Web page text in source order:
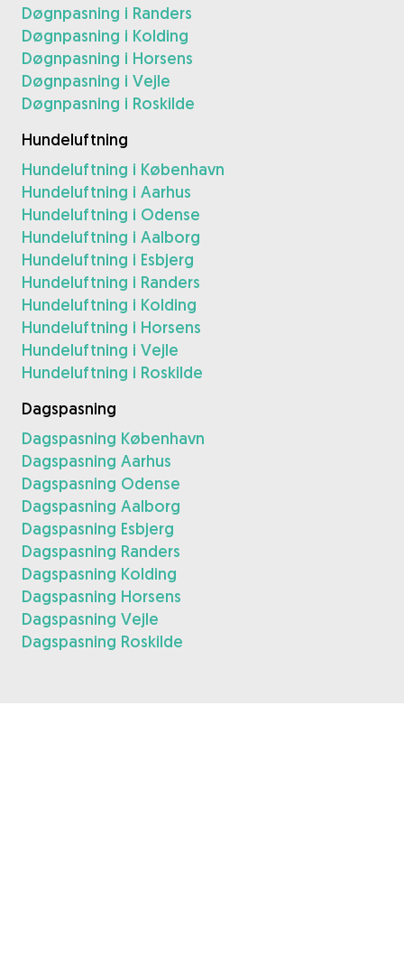
Døgnpasning i Randers
Døgnpasning i Kolding
Døgnpasning i Horsens
Døgnpasning i Vejle
Døgnpasning i Roskilde
Hundeluftning
Hundeluftning i København
Hundeluftning i Aarhus
Hundeluftning i Odense
Hundeluftning i Aalborg
Hundeluftning i Esbjerg
Hundeluftning i Randers
Hundeluftning i Kolding
Hundeluftning i Horsens
Hundeluftning i Vejle
Hundeluftning i Roskilde
Dagspasning
Dagspasning København
Dagspasning Aarhus
Dagspasning Odense
Dagspasning Aalborg
Dagspasning Esbjerg
Dagspasning Randers
Dagspasning Kolding
Dagspasning Horsens
Dagspasning Vejle
Dagspasning Roskilde